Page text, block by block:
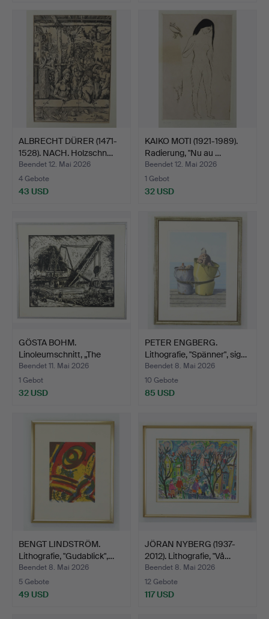
ALBRECHT DÜRER (1471-
1528). NACH. Holzschn…
Beendet 12. Mai 2026
4 Gebote
43 USD
KAIKO MOTI (1921-1989).
Radierung, "Nu au …
Beendet 12. Mai 2026
1 Gebot
32 USD
GÖSTA BOHM.
Linoleumschnitt, „The
Mudderve…
Beendet 11. Mai 2026
1 Gebot
32 USD
PETER ENGBERG.
Lithografie, "Spänner", sig…
Beendet 8. Mai 2026
10 Gebote
85 USD
BENGT LINDSTRÖM.
Lithografie, "Gudablick",…
Beendet 8. Mai 2026
5 Gebote
49 USD
JÖRAN NYBERG (1937-
2012). Lithografie, "Vå…
Beendet 8. Mai 2026
12 Gebote
117 USD